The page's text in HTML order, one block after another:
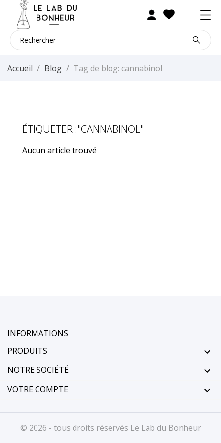
Accueil Blog Tag de blog: cannabinol
ÉTIQUETER :"CANNABINOL"
Aucun article trouvé
INFORMATIONS
PRODUITS

NOTRE SOCIÉTÉ 
VOTRE COMPTE 
© 2026 - tous droits réservés Le Lab du Bonheur